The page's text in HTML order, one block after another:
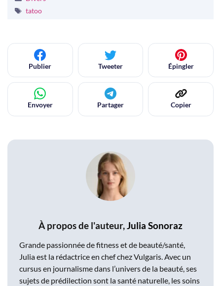
Étiquettes
tatoo
Publier Tweeter Épingler
Envoyer Partager Copier
À propos de l'auteur,Julia Sonoraz
Grande passionnée de fitness et de beauté/santé,
Julia est la rédactrice en chef chez Vulgaris. Avec un
cursus en journalisme dans l’univers de la beauté, ses
sujets de prédilection sont la santé naturelle, les soins